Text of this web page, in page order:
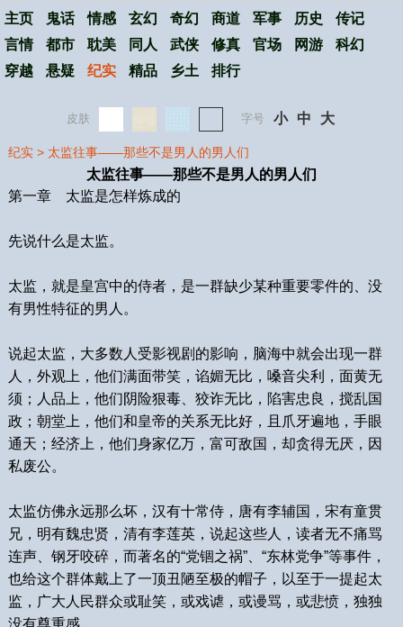
主页 鬼话 情感 玄幻 奇幻 商道 军事 历史
传记
言情
都市 耽美 同人 武侠 修真 官场 网游
科幻
穿越
悬疑 纪实 精品 乡土 排行
皮肤 字号 小 中 大
纪实> 太监往事——那些不是男人的男人们
太监往事——那些不是男人的男人们
第一章 太监是怎样炼成的
先说什么是太监。
太监，就是皇宫中的侍者，是一群缺少某种重要零件的、没
有男性特征的男人。
说起太监，大多数人受影视剧的影响，脑海中就会出现一群
人，外观上，他们满面带笑，谄媚无比，嗓音尖利，面黄无
须；人品上，他们阴险狠毒、狡诈无比，陷害忠良，搅乱国
政；朝堂上，他们和皇帝的关系无比好，且爪牙遍地，手眼
通天；经济上，他们身家亿万，富可敌国，却贪得无厌，因
私废公。
太监仿佛永远那么坏，汉有十常侍，唐有李辅国，宋有童贯
兄，明有魏忠贤，清有李莲英，说起这些人，读者无不痛骂
连声、钢牙咬碎，而著名的“党锢之祸”、“东林党争”等事件，
也给这个群体戴上了一顶丑陋至极的帽子，以至于一提起太
监，广大人民群众或耻笑，或戏谑，或谩骂，或悲愤，独独
没有尊重感。